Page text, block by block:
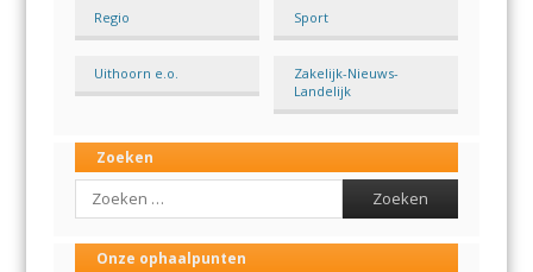
Regio Sport
Uithoorn e.o.
Zakelijk-Nieuws-
Landelijk
Zoeken
Search
Onze ophaalpunten